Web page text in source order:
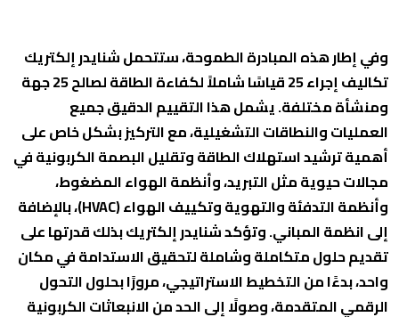
وفي إطار هذه المبادرة الطموحة، ستتحمل شنايدر إلكتريك
تكاليف إجراء 25 قياسًا شاملاً لكفاءة الطاقة لصالح 25 جهة
ومنشأة مختلفة. يشمل هذا التقييم الدقيق جميع
العمليات والنطاقات التشغيلية، مع التركيز بشكل خاص على
أهمية ترشيد استهلاك الطاقة وتقليل البصمة الكربونية في
مجالات حيوية مثل التبريد، وأنظمة الهواء المضغوط،
وأنظمة التدفئة والتهوية وتكييف الهواء (HVAC)، بالإضافة
إلى انظمة المباني. وتؤكد شنايدر إلكتريك بذلك قدرتها على
تقديم حلول متكاملة وشاملة لتحقيق الاستدامة في مكان
واحد، بدءًا من التخطيط الاستراتيجي، مرورًا بحلول التحول
الرقمي المتقدمة، وصولًا إلى الحد من الانبعاثات الكربونية